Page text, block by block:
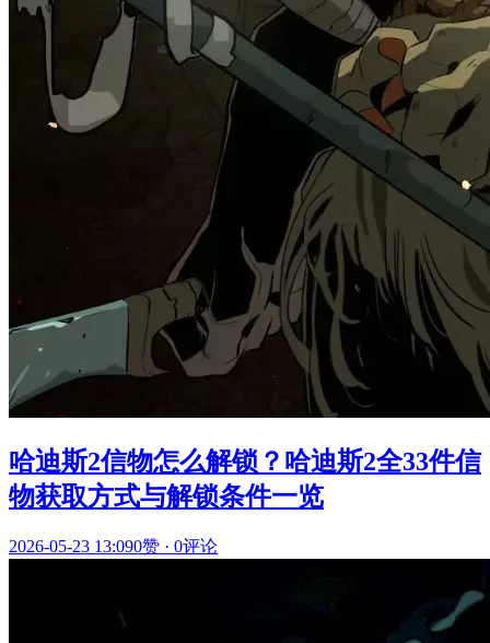
哈迪斯2信物怎么解锁？哈迪斯2全33件信
物获取方式与解锁条件一览
2026-05-23 13:090赞 · 0评论